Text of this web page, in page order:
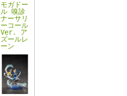
モガドー
ル 嗅診
ナーサリ
ーコール
Ver. ア
ズールレ
ーン